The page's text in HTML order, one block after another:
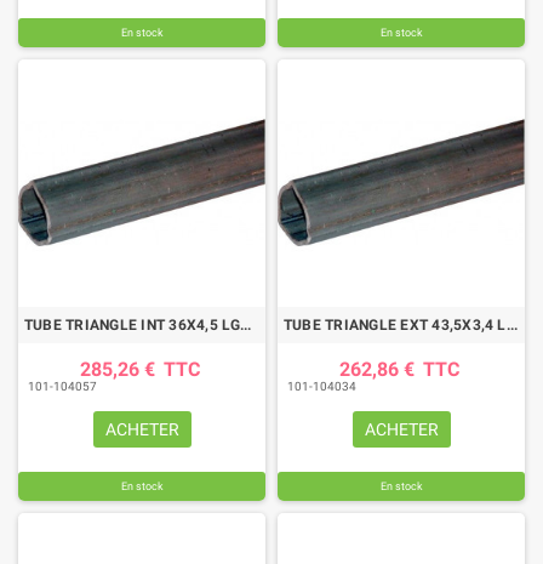
En stock En stock
TUBE TRIANGLE INT 36X4,5 LG3000
285,26 € TTC
101-104057
ACHETER
En stock
TUBE TRIANGLE EXT 43,5X3,4 LG3000
262,86 € TTC
101-104034
ACHETER
En stock